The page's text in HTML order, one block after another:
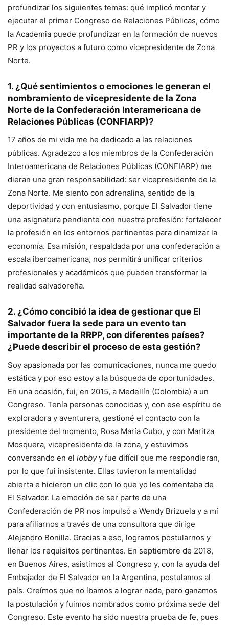
profundizar los siguientes temas: qué implicó montar y
ejecutar el primer Congreso de Relaciones Públicas, cómo
la Academia puede profundizar en la formación de nuevos
PR y los proyectos a futuro como vicepresidente de Zona
Norte.
1. ¿Qué sentimientos o emociones le generan el
nombramiento de vicepresidente de la Zona
Norte de la Confederación Interamericana de
Relaciones Públicas (CONFIARP)?
17 años de mi vida me he dedicado a las relaciones
públicas. Agradezco a los miembros de la Confederación
Interoamericana de Relaciones Públicas (CONFIARP) me
dieran una gran responsabilidad: ser vicepresidente de la
Zona Norte. Me siento con adrenalina, sentido de la
deportividad y con entusiasmo, porque El Salvador tiene
una asignatura pendiente con nuestra profesión: fortalecer
la profesión en los entornos pertinentes para dinamizar la
economía. Esa misión, respaldada por una confederación a
escala iberoamericana, nos permitirá unificar criterios
profesionales y académicos que pueden transformar la
realidad salvadoreña.
2. ¿Cómo concibió la idea de gestionar que El
Salvador fuera la sede para un evento tan
importante de la RRPP, con diferentes países?
¿Puede describir el proceso de esta gestión?
Soy apasionada por las comunicaciones, nunca me quedo
estática y por eso estoy a la búsqueda de oportunidades.
En una ocasión, fui, en 2015, a Medellín (Colombia) a un
Congreso. Tenía personas conocidas y, con ese espíritu de
exploradora y aventurera, gestioné el contacto con la
presidente del momento, Rosa María Cubo, y con Maritza
Mosquera, vicepresidenta de la zona, y estuvimos
conversando en el lobbyy fue difícil que me respondieran,
por lo que fui insistente. Ellas tuvieron la mentalidad
abierta e hicieron un clic con lo que yo les comentaba de
El Salvador. La emoción de ser parte de una
Confederación de PR nos impulsó a Wendy Brizuela y a mí
para afiliarnos a través de una consultora que dirige
Alejandro Bonilla. Gracias a eso, logramos postularnos y
llenar los requisitos pertinentes. En septiembre de 2018,
en Buenos Aires, asistimos al Congreso y, con la ayuda del
Embajador de El Salvador en la Argentina, postulamos al
país. Creímos que no íbamos a lograr nada, pero ganamos
la postulación y fuimos nombrados como próxima sede del
Congreso. Este evento ha sido nuestra prueba de fe, pues